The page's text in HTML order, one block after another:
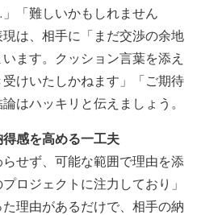
「難しいかもしれません
は、相手に「まだ交渉の余地
ます。クッション言葉を添え
けいたしかねます」「ご期待
はハッキリと伝えましょう。
感を高める一工夫
せず、可能な範囲で理由を添
ロジェクトに注力しており」
た理由があるだけで、相手の納